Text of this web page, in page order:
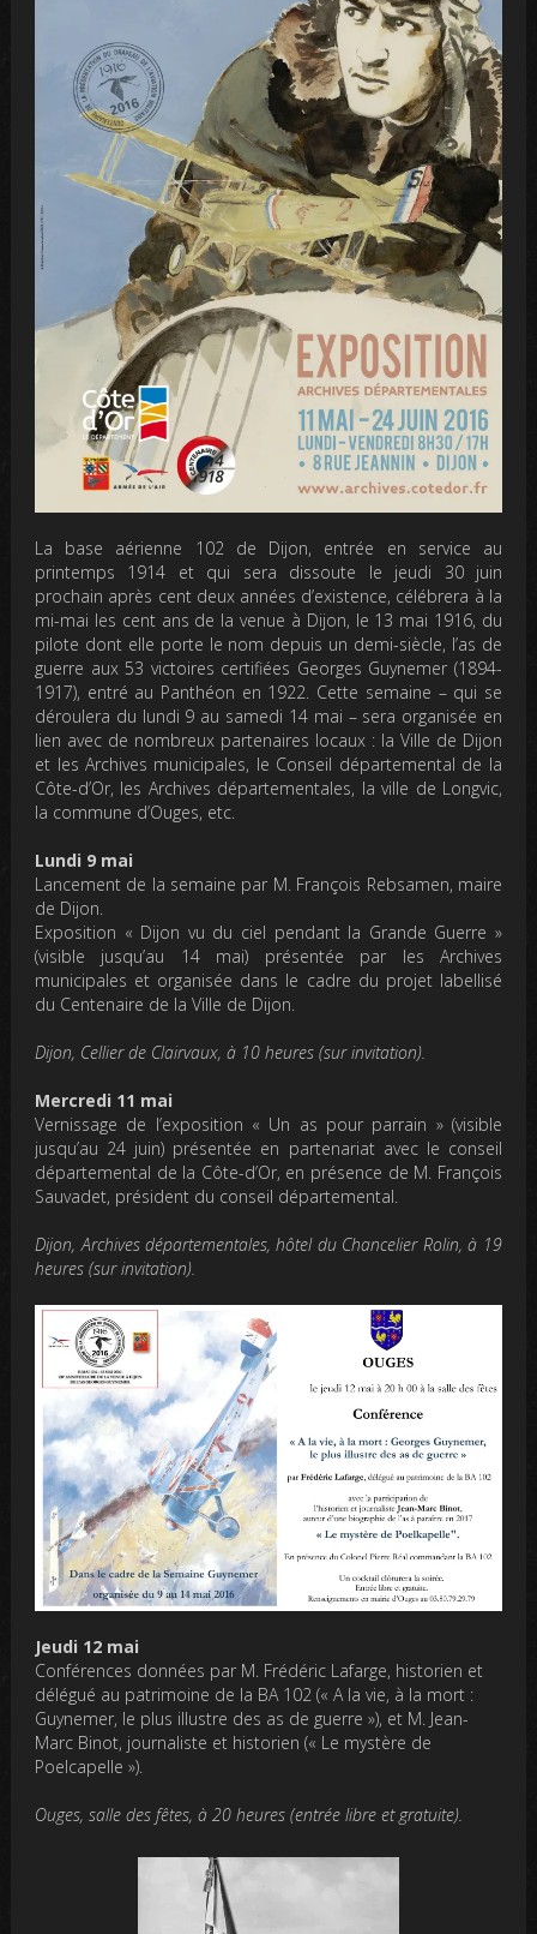
La base aérienne 102 de Dijon, entrée en service au
printemps 1914 et qui sera dissoute le jeudi 30 juin
prochain après cent deux années d’existence, célébrera à la
mi-mai les cent ans de la venue à Dijon, le 13 mai 1916, du
pilote dont elle porte le nom depuis un demi-siècle, l’as de
guerre aux 53 victoires certifiées Georges Guynemer (1894-
1917), entré au Panthéon en 1922. Cette semaine – qui se
déroulera du lundi 9 au samedi 14 mai – sera organisée en
lien avec de nombreux partenaires locaux : la Ville de Dijon
et les Archives municipales, le Conseil départemental de la
Côte-d’Or, les Archives départementales, la ville de Longvic,
la commune d’Ouges, etc.
Lundi 9 mai
Lancement de la semaine par M. François Rebsamen, maire
de Dijon.
Exposition « Dijon vu du ciel pendant la Grande Guerre »
(visible jusqu’au 14 mai) présentée par les Archives
municipales et organisée dans le cadre du projet labellisé
du Centenaire de la Ville de Dijon.
Dijon, Cellier de Clairvaux, à 10 heures (sur invitation).
Mercredi 11 mai
Vernissage de l’exposition « Un as pour parrain » (visible
jusqu’au 24 juin) présentée en partenariat avec le conseil
départemental de la Côte-d’Or, en présence de M. François
Sauvadet, président du conseil départemental.
Dijon, Archives départementales, hôtel du Chancelier Rolin, à 19
heures (sur invitation).
Jeudi 12 mai
Conférences données par M. Frédéric Lafarge, historien et
délégué au patrimoine de la BA 102 (« A la vie, à la mort :
Guynemer, le plus illustre des as de guerre »), et M. Jean-
Marc Binot, journaliste et historien (« Le mystère de
Poelcapelle »).
Ouges, salle des fêtes, à 20 heures (entrée libre et gratuite).